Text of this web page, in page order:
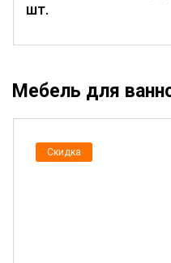
шт.
Мебель для
Скидка